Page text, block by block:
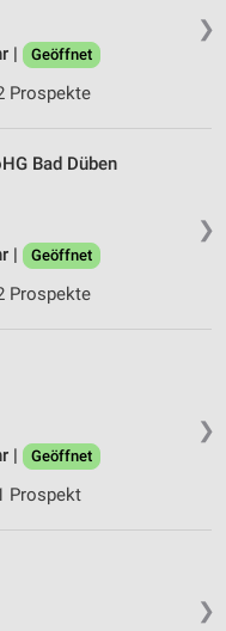
❯
|
Geöffnet
Prospekte
❯
Bad Düben
|
Geöffnet
Prospekte
❯
|
Geöffnet
Prospekt
❯